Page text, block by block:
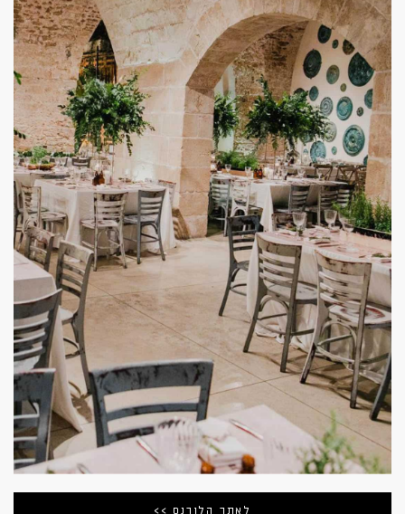
לאתר הלורנס >>